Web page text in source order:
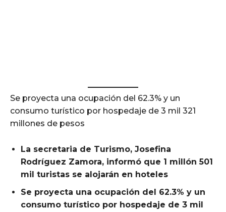
Se proyecta una ocupación del 62.3% y un
consumo turístico por hospedaje de 3 mil 321
millones de pesos
La secretaria de Turismo, Josefina
Rodríguez Zamora, informó que 1 millón 501
mil turistas se alojarán en hoteles
Se proyecta una ocupación del 62.3% y un
consumo turístico por hospedaje de 3 mil